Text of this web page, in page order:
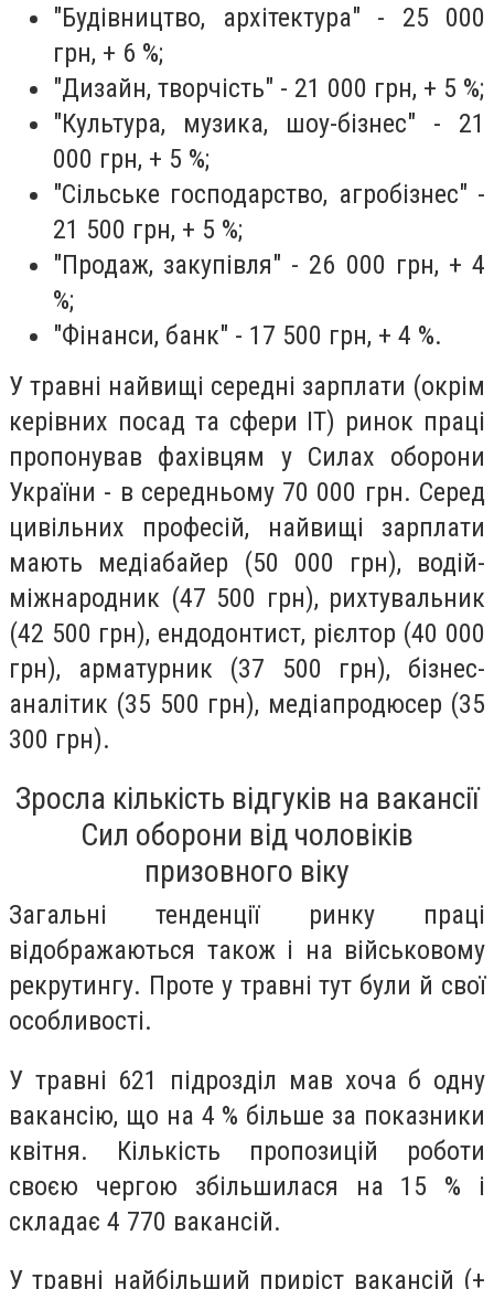
"Будівництво, архітектура" - 25 000
грн, + 6 %;
"Дизайн, творчість" - 21 000 грн, + 5 %;
"Культура, музика, шоу-бізнес" - 21
000 грн, + 5 %;
"Сільське господарство, агробізнес" -
21 500 грн, + 5 %;
"Продаж, закупівля" - 26 000 грн, + 4
%;
"Фінанси, банк" - 17 500 грн, + 4 %.
У травні найвищі середні зарплати (окрім
керівних посад та сфери IT) ринок праці
пропонував фахівцям у Силах оборони
України - в середньому 70 000 грн. Серед
цивільних професій, найвищі зарплати
мають медіабайер (50 000 грн), водій-
міжнародник (47 500 грн), рихтувальник
(42 500 грн), ендодонтист, рієлтор (40 000
грн), арматурник (37 500 грн), бізнес-
аналітик (35 500 грн), медіапродюсер (35
300 грн).
Зросла кількість відгуків на вакансії
Сил оборони від чоловіків
призовного віку
Загальні тенденції ринку праці
відображаються також і на військовому
рекрутингу. Проте у травні тут були й свої
особливості.
У травні 621 підрозділ мав хоча б одну
вакансію, що на 4 % більше за показники
квітня. Кількість пропозицій роботи
своєю чергою збільшилася на 15 % і
складає 4 770 вакансій.
У травні найбільший приріст вакансій (+